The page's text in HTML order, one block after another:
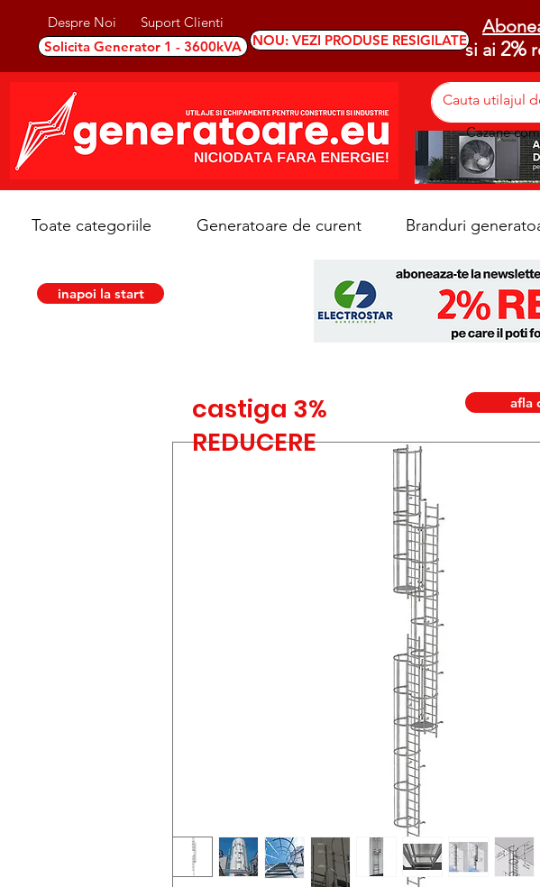
Despre Noi
Suport Clienti
Solicita Generator 1 - 3600kVA
NOU: VEZI PRODUSE RESIGILATEsi ai 2%
Cazane
Toate categoriile Generatoare de curent Branduri
inapoi la start
castiga 3%
REDUCERE
afla